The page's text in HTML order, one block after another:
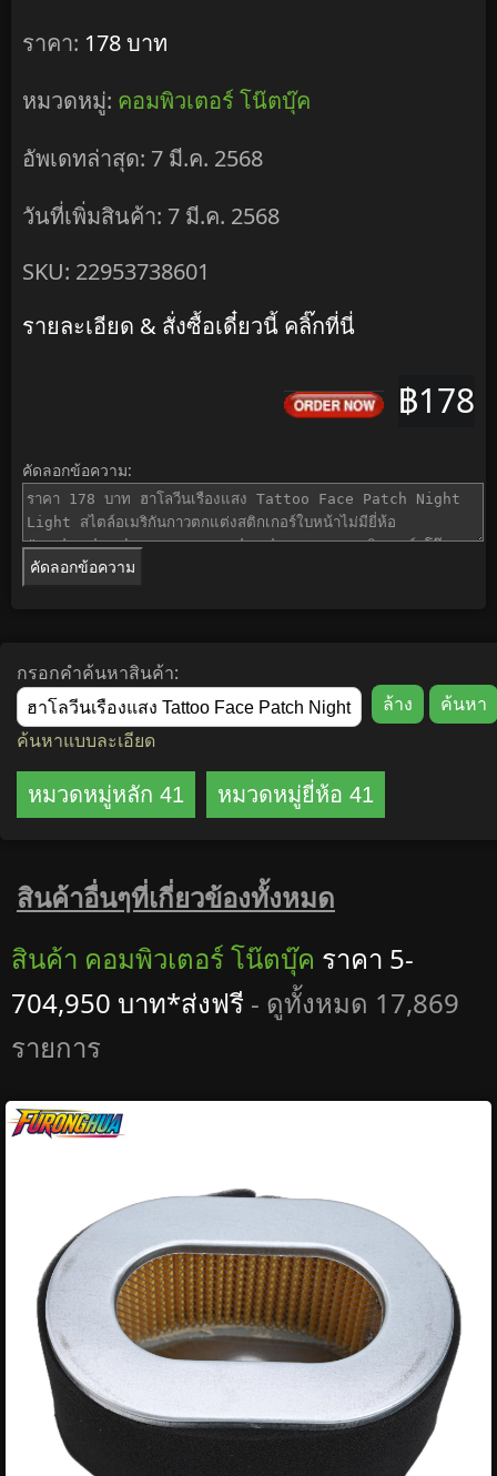
ราคา: 178 บาท
หมวดหมู่: คอมพิวเตอร์ โน๊ตบุ๊ค
อัพเดทล่าสุด: 7 มี.ค. 2568
วันที่เพิ่มสินค้า: 7 มี.ค. 2568
SKU: 22953738601
รายละเอียด & สั่งซื้อเดี๋ยวนี้ คลิ๊กที่นี่
฿178
คัดลอกข้อความ:
คัดลอกข้อความ
กรอกคำค้นหาสินค้า:
ค้นหาแบบละเอียด
หมวดหมู่หลัก 41 หมวดหมู่ยี่ห้อ 41
สินค้าอื่นๆที่เกี่ยวข้องทั้งหมด
สินค้า คอมพิวเตอร์ โน๊ตบุ๊ค ราคา 5-
704,950 บาท*ส่งฟรี - ดูทั้งหมด 17,869
รายการ